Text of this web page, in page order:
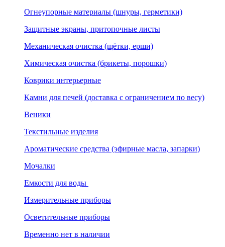
Огнеупорные материалы (шнуры, герметики)
Защитные экраны, притопочные листы
Механическая очистка (щётки, ерши)
Химическая очистка (брикеты, порошки)
Коврики интерьерные
Камни для печей (доставка с ограничением по весу)
Веники
Текстильные изделия
Ароматические средства (эфирные масла, запарки)
Мочалки
Емкости для воды
Измерительные приборы
Осветительные приборы
Временно нет в наличии